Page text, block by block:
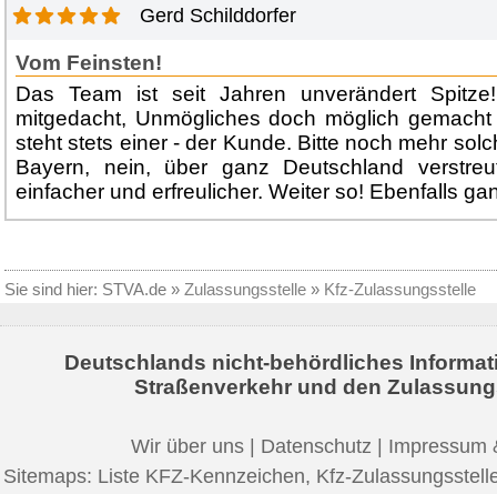
Gerd Schilddorfer
Vom Feinsten!
Das Team ist seit Jahren unverändert
mitgedacht, Unmögliches doch möglich
steht stets einer - der Kunde. Bitte noch mehr
Bayern, nein, über ganz Deutschland
einfacher und erfreulicher. Weiter so! Ebenfalls
Sie sind hier: STVA.de » Zulassungsstelle » Kfz-Zulassungsstelle
Deutschlands nicht-behördliches
Straßenverkehr und den
Wir über uns Datenschutz
Impressum
Sitemaps: Liste KFZ-Kennzeichen, Kfz-